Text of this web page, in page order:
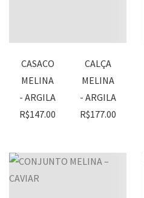
CASACO
MELINA
- ARGILA
R$147.00
CALÇA
MELINA
- ARGILA
R$177.00